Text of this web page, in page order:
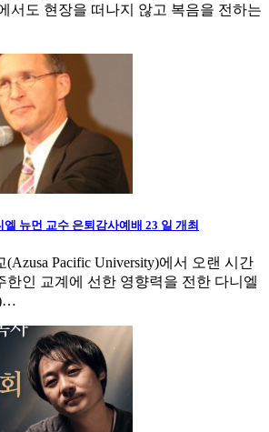
서도 현장을 떠나지 않고 복음을 전하는
뉴먼 교수 은퇴감사예배 23 일 개최
Pacific University)에서 오랜 시간
한인 교계에 선한 영향력을 전한 다니엘